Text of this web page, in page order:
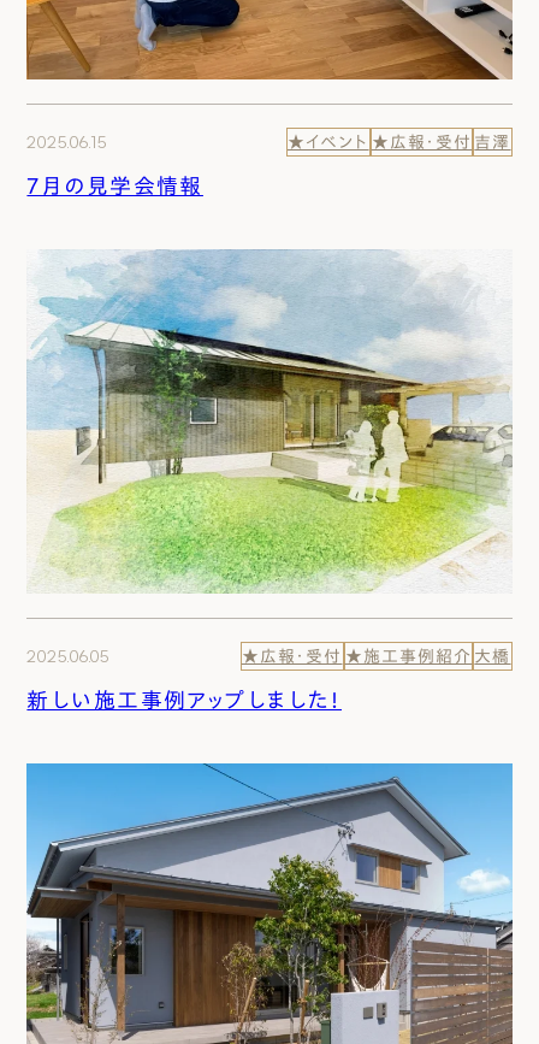
2025.06.15 ★イベント ★広報・受付 吉澤
７月の見学会情報
2025.06.05 ★広報・受付 ★施工事例紹介 大橋
新しい施工事例アップしました！